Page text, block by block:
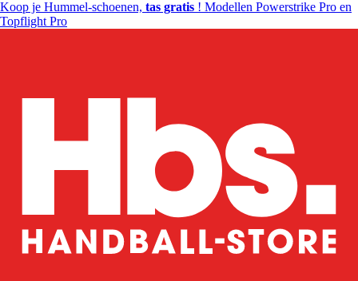
Koop je Hummel-schoenen, tas gratis ! Modellen Powerstrike Pro en
Topflight Pro